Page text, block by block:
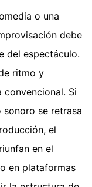
o una
debe
del espectáculo.
ritmo y
convencional. Si
se retrasa
el
en el
en plataformas